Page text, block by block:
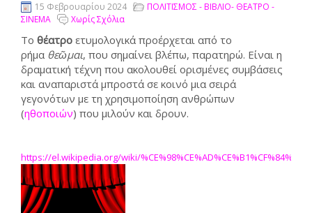
15 Φεβρουαρίου 2024
ΠΟΛΙΤΙΣΜΟΣ - ΒΙΒΛΙΟ- ΘΕΑΤΡΟ -
ΣΙΝΕΜΑ
Χωρίς Σχόλια
Το θέατρο ετυμολογικά προέρχεται από το
ρήμα θεῶμαι, που σημαίνει βλέπω, παρατηρώ. Είναι η
δραματική τέχνη που ακολουθεί ορισμένες συμβάσεις
και αναπαριστά μπροστά σε κοινό μια σειρά
γεγονότων με τη χρησιμοποίηση ανθρώπων
(ηθοποιών) που μιλούν και δρουν.
https://el.wikipedia.org/wiki/